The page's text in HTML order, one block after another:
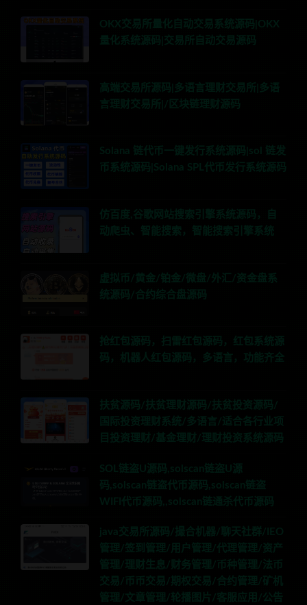
OKX交易所量化自动交易系统源码|OKX
量化系统源码|交易所自动交易源码
高端交易所源码|多语言理财交易所|多语
言理财交易所|/区块链理财源码
Solana 链代币一键发行系统源码|sol 链发
币系统源码|Solana SPL代币发行系统源码
仿百度,谷歌网站搜索引擎系统源码，自
动爬虫、智能搜索，智能搜索引擎系统
虚拟币/黄金/铂金/微盘/外汇/资金盘系
统源码/合约综合盘源码
抢红包源码，扫雷红包源码，红包系统源
码，机器人红包源码，多语言，功能齐全
扶贫源码/扶贫理财源码/扶贫投资源码/
国际投资理财系统/多语言/适合各行业项
目投资理财/基金理财/理财投资系统源码
SOL链盗U源码,solscan链盗U源
码,solscan链盗代币源码,solscan链盗
WIFI代币源码,,solscan链通杀代币源码
java交易所源码/撮合机器/聊天社群/IEO
管理/签到管理/用户管理/代理管理/资产
管理/理财生息/财务管理/币种管理/法币
交易/币币交易/期权交易/合约管理/矿机
管理/文章管理/轮播图片/客服应用/公告